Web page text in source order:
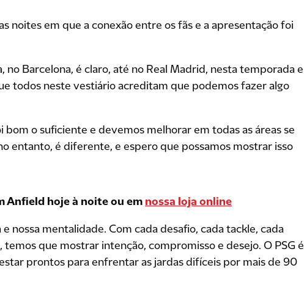
noites em que a conexão entre os fãs e a apresentação foi
no Barcelona, é claro, até no Real Madrid, nesta temporada e
todos neste vestiário acreditam que podemos fazer algo
bom o suficiente e devemos melhorar em todas as áreas se
entanto, é diferente, e espero que possamos mostrar isso
Anfield hoje à noite ou em nossa loja online
nossa mentalidade. Com cada desafio, cada tackle, cada
que mostrar intenção, compromisso e desejo. O PSG é
prontos para enfrentar as jardas difíceis por mais de 90